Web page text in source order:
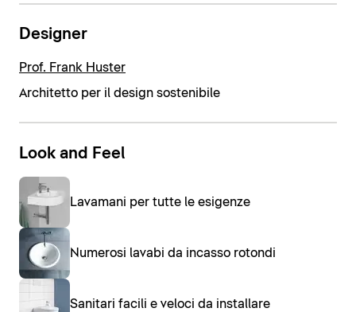
Designer
Prof. Frank Huster
Architetto per il design sostenibile
Look and Feel
Lavamani per tutte le esigenze
Numerosi lavabi da incasso rotondi
Sanitari facili e veloci da installare